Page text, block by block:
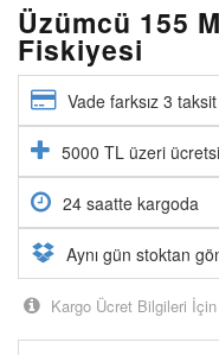
Üzümcü 155
Fiskiyesi
Vade farksız 3
5000 TL üzeri
24 saatte kargoda
Aynı gün stoktan
Kargo Ücret Bilgileri İçin